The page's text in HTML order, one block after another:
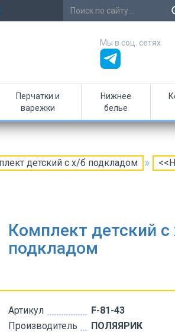
Мы в соц. сетях
Перчатки и
варежки
Нижнее
белье
детский с х/б подкладом
Комплект детский с
подкладом
Артикул
F-81-43
Производитель
ПОЛЯЯРИК